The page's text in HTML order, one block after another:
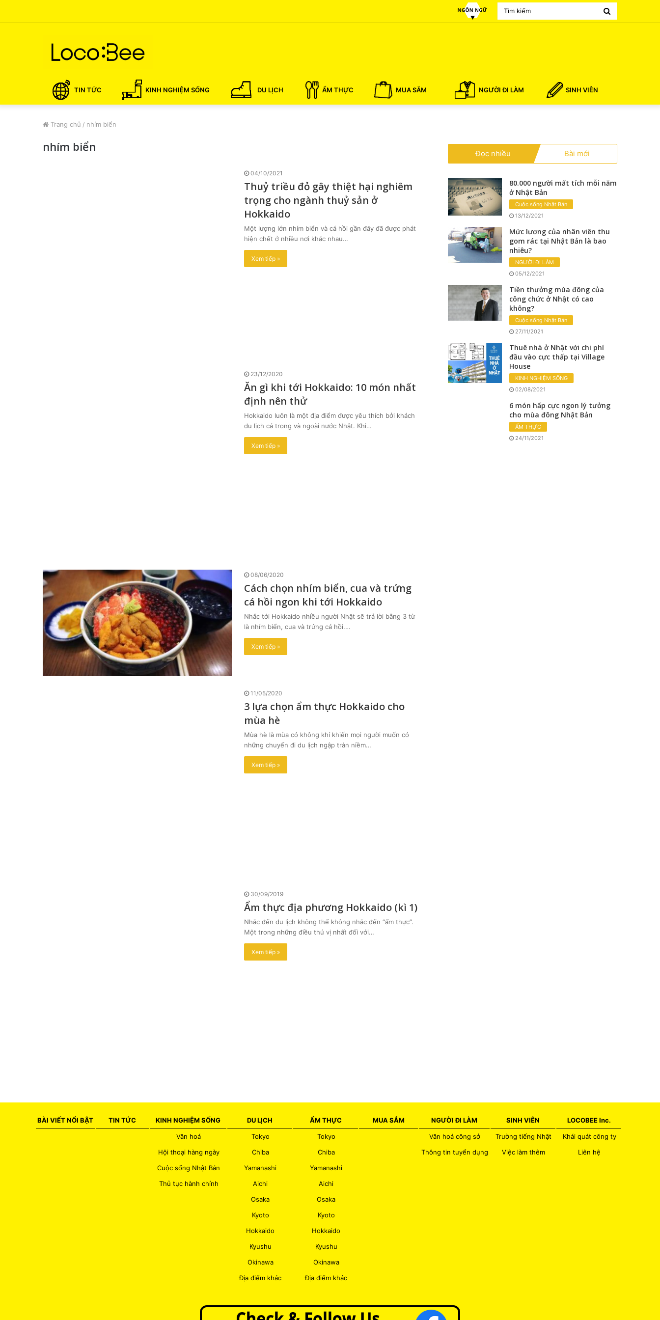
TIN TỨC KINH NGHIỆM SỐNG DU LỊCH ẨM THỰC MUA SẮM NGƯỜI ĐI LÀM SINH VIÊN
Trang chủ / nhím biển
nhím biển
04/10/2021
Thuỷ triều đỏ gây thiệt hại nghiêm
trọng cho ngành thuỷ sản ở
Hokkaido
Một lượng lớn nhím biển và cá hồi gần đây đã được phát
hiện chết ở nhiều nơi khác nhau…
Xem tiếp »
23/12/2020
Ăn gì khi tới Hokkaido: 10 món nhất
định nên thử
Hokkaido luôn là một địa điểm được yêu thích bởi khách
du lịch cả trong và ngoài nước Nhật. Khi…
Xem tiếp »
08/06/2020
Cách chọn nhím biển, cua và trứng
cá hồi ngon khi tới Hokkaido
Nhắc tới Hokkaido nhiều người Nhật sẽ trả lời bằng 3 từ
là nhím biển, cua và trứng cá hồi.…
Xem tiếp »
11/05/2020
3 lựa chọn ẩm thực Hokkaido cho
mùa hè
Mùa hè là mùa có không khí khiến mọi người muốn có
những chuyến đi du lịch ngập tràn niềm…
Xem tiếp »
30/09/2019
Ẩm thực địa phương Hokkaido (kì 1)
Nhắc đến du lịch không thể không nhắc đến “ẩm thực”.
Một trong những điều thú vị nhất đối với…
Xem tiếp »
Đọc nhiều Bài mới
80.000 người mất tích mỗi năm
ở Nhật Bản
Cuộc sống Nhật Bản
13/12/2021
Mức lương của nhân viên thu
gom rác tại Nhật Bản là bao
nhiêu?
NGƯỜI ĐI LÀM
05/12/2021
Tiền thưởng mùa đông của
công chức ở Nhật có cao
không?
Cuộc sống Nhật Bản
27/11/2021
Thuê nhà ở Nhật với chi phí
đầu vào cực thấp tại Village
House
KINH NGHIỆM SỐNG
02/08/2021
6 món hấp cực ngon lý tưởng
cho mùa đông Nhật Bản
ẨM THỰC
24/11/2021
BÀI VIẾT NỔI BẬT TIN TỨC KINH NGHIỆM SỐNG
Văn hoá
Hội thoại hàng ngày
Cuộc sống Nhật Bản
Thủ tục hành chính
DU LỊCH
Tokyo
Chiba
Yamanashi
Aichi
Osaka
Kyoto
Hokkaido
Kyushu
Okinawa
Địa điểm khác
ẨM THỰC
Tokyo
Chiba
Yamanashi
Aichi
Osaka
Kyoto
Hokkaido
Kyushu
Okinawa
Địa điểm khác
MUA SẮM NGƯỜI ĐI LÀM
Văn hoá công sở
Thông tin tuyển dụng
SINH VIÊN
Trường tiếng Nhật
Việc làm thêm
LOCOBEE Inc.
Khái quát công ty
Liên hệ